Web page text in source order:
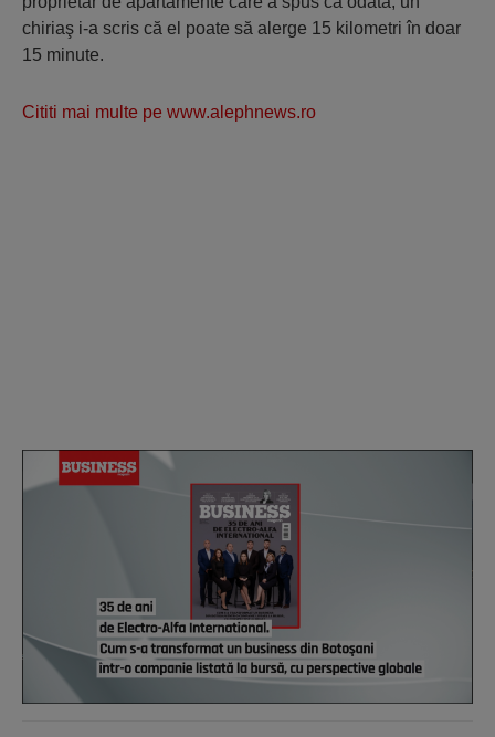
chiriaş i-a scris că el poate să alerge 15 kilometri în doar
15 minute.
Cititi mai multe pe www.alephnews.ro